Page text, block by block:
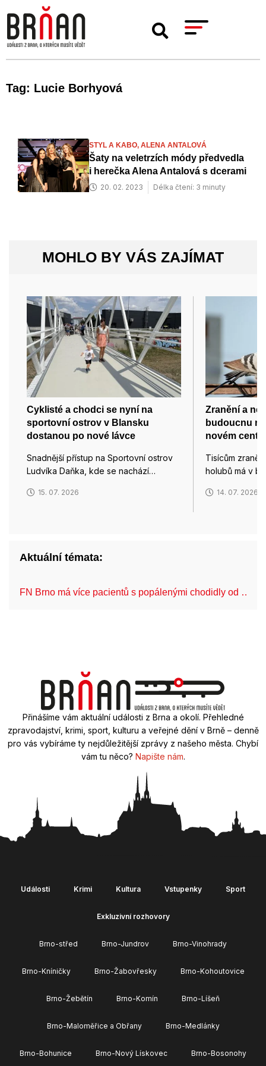
Tag: Lucie Borhyová
STYL A KABO, ALENA ANTALOVÁ
Šaty na veletrzích módy předvedla
i herečka Alena Antalová s dcerami
20. 02. 2023 Délka čtení: 3 minuty
MOHLO BY VÁS ZAJÍMAT
Cyklisté a chodci se nyní na
sportovní ostrov v Blansku
dostanou po nové lávce
Snadnější přístup na Sportovní ostrov
Ludvíka Daňka, kde se nachází…
15. 07. 2026
Zranění a
budoucnu
novém
Tisícům
holubů má v
14. 07. 2026
Aktuální témata:
FN Brno má více pacientů s popálenými chodidly od …
Přinášíme vám aktuální události z Brna a okolí. Přehledné
zpravodajství, krimi, sport, kulturu a veřejné dění v Brně – denně
pro vás vybíráme ty nejdůležitější zprávy z našeho města. Chybí
vám tu něco? Napište nám.
Události Krimi Kultura Vstupenky Sport
Exkluzivní rozhovory
Brno-střed Brno-Jundrov Brno-Vinohrady
Brno-Kníničky Brno-Žabovřesky Brno-Kohoutovice
Brno-Žebětín Brno-Komín Brno-Líšeň
Brno-Maloměřice a Obřany Brno-Medlánky
Brno-Bohunice Brno-Nový Lískovec Brno-Bosonohy